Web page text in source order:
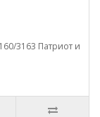
3163 Патриот и